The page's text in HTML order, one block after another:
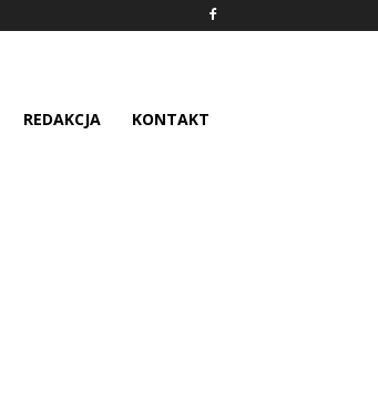
REDAKCJA KONTAKT